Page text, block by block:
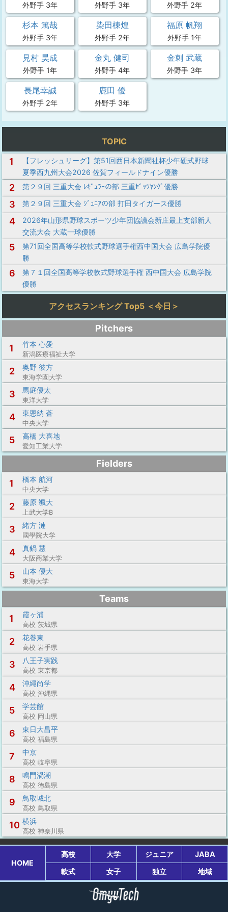
外野手 3年 外野手 3年 外野手 2年
杉本 篤哉
外野手 3年
染田棟煌
外野手 2年
福原 帆翔
外野手 1年
見村 昊成
外野手 1年
金丸 健司
外野手 4年
金刺 武蔵
外野手 3年
長尾幸誠
外野手 2年
鹿田 優
外野手 3年
TOPIC
1
【フレッシュリーグ】第51回西日本新聞社杯少年硬式野球
夏季西九州大会2026 佐賀フィールドナイン優勝
2 第２９回 三重大会 ﾚｷﾞｭﾗｰの部 三重ｾﾞｯﾂﾔﾝｸﾞ優勝
3 第２９回 三重大会 ｼﾞｭﾆｱの部 打田タイガース優勝
4
2026年山形県野球スポーツ少年団協議会新庄最上支部新人
交流大会 大蔵一球優勝
5
第71回全国高等学校軟式野球選手権西中国大会 広島学院優
勝
6
第７１回全国高等学校軟式野球選手権 西中国大会 広島学院
優勝
アクセスランキング Top5 ＜今日＞
Pitchers
1
竹本 心愛
新潟医療福祉大学
2 奥野 彼方
東海学園大学
3 馬庭優太
東洋大学
4 東恩納 蒼
中央大学
5 高橋 大喜地
愛知工業大学
Fielders
1
橋本 航河
中央大学
2 藤原 颯大
上武大学B
3 緒方 漣
國學院大学
4 真鍋 慧
大阪商業大学
5 山本 優大
東海大学
Teams
1
霞ヶ浦
高校 茨城県
2 花巻東
高校 岩手県
3 八王子実践
高校 東京都
4 沖縄尚学
高校 沖縄県
5 学芸館
高校 岡山県
6 東日大昌平
高校 福島県
7 中京
高校 岐阜県
8 鳴門渦潮
高校 徳島県
9 鳥取城北
高校 鳥取県
10 横浜
高校 神奈川県
HOME
高校 大学 ジュニア
JABA
軟式
女子 独立 地域